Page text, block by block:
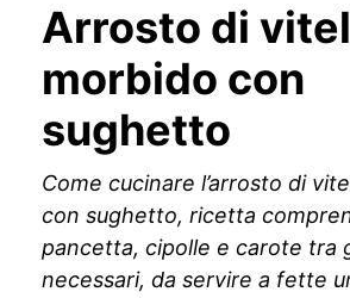
Arrosto di
morbido con
sughetto
Come cucinare l’arrosto di
con sughetto, ricetta
pancetta, cipolle e carote tra
necessari, da servire a fette